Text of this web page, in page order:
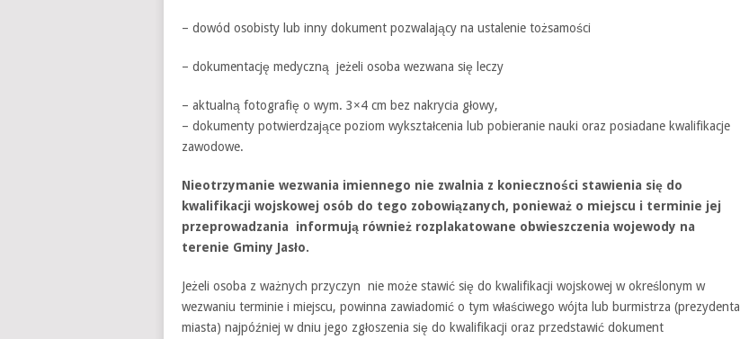
– dowód osobisty lub inny dokument pozwalający na ustalenie tożsamości
– dokumentację medyczną jeżeli osoba wezwana się leczy
– aktualną fotografię o wym. 3×4 cm bez nakrycia głowy,
– dokumenty potwierdzające poziom wykształcenia lub pobieranie nauki oraz posiadane kwalifikacje
zawodowe.
Nieotrzymanie wezwania imiennego nie zwalnia z konieczności stawienia się do
kwalifikacji wojskowej osób do tego zobowiązanych, ponieważ o miejscu i terminie jej
przeprowadzania informują również rozplakatowane obwieszczenia wojewody na
terenie Gminy Jasło.
Jeżeli osoba z ważnych przyczyn nie może stawić się do kwalifikacji wojskowej w określonym w
wezwaniu terminie i miejscu, powinna zawiadomić o tym właściwego wójta lub burmistrza (prezydenta
miasta) najpóźniej w dniu jego zgłoszenia się do kwalifikacji oraz przedstawić dokument